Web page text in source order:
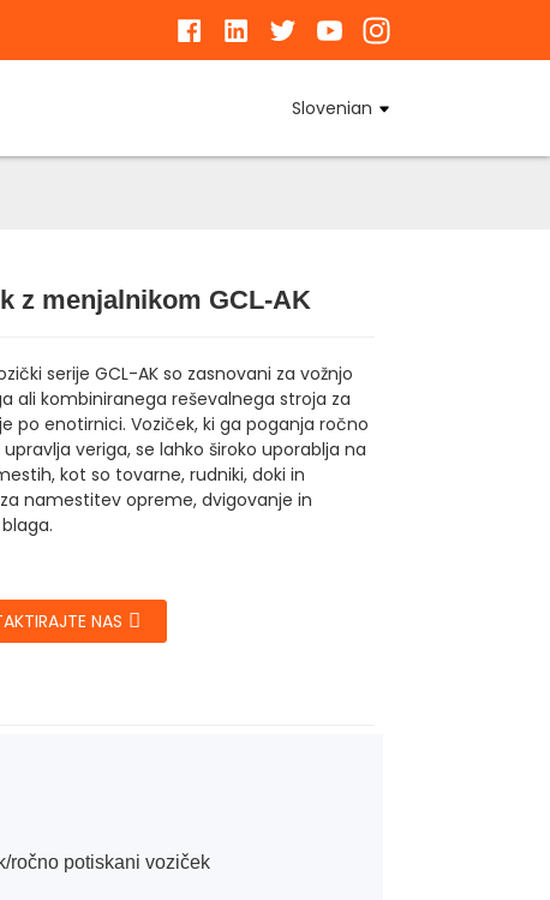
Slovenian
Loading...
Loading...
z menjalnikom GCL-AK
serije GCL-AK so zasnovani za vožnjo
ali kombiniranega reševalnega stroja za
po enotirnici. Voziček, ki ga poganja ročno
upravlja veriga, se lahko široko uporablja na
kot so tovarne, rudniki, doki in
namestitev opreme, dvigovanje in
NAS
ročno potiskani voziček